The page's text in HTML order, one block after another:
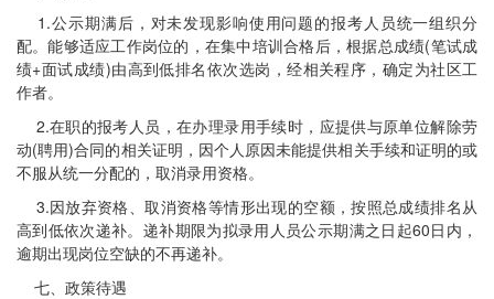
1.公示期满后，对未发现影响使用问题的报考人员统一组织分
配。能够适应工作岗位的，在集中培训合格后，根据总成绩(笔试成
绩+面试成绩)由高到低排名依次选岗，经相关程序，确定为社区工
作者。
2.在职的报考人员，在办理录用手续时，应提供与原单位解除劳
动(聘用)合同的相关证明，因个人原因未能提供相关手续和证明的或
不服从统一分配的，取消录用资格。
3.因放弃资格、取消资格等情形出现的空额，按照总成绩排名从
高到低依次递补。递补期限为拟录用人员公示期满之日起60日内，
逾期出现岗位空缺的不再递补。
七、政策待遇